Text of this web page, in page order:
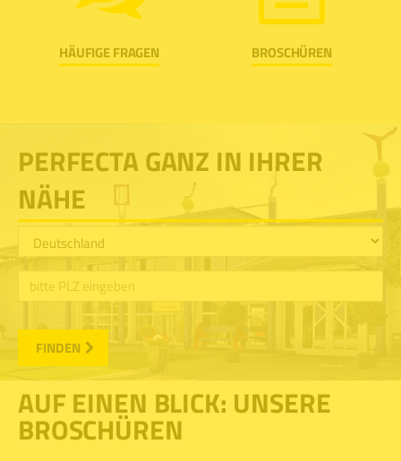
HÄUFIGE FRAGEN BROSCHÜREN
PERFECTA GANZ IN IHRER
NÄHE
FINDEN
AUF EINEN BLICK: UNSERE
BROSCHÜREN